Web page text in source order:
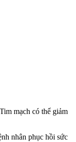
mạch có thể giảm
nhân phục hồi sức